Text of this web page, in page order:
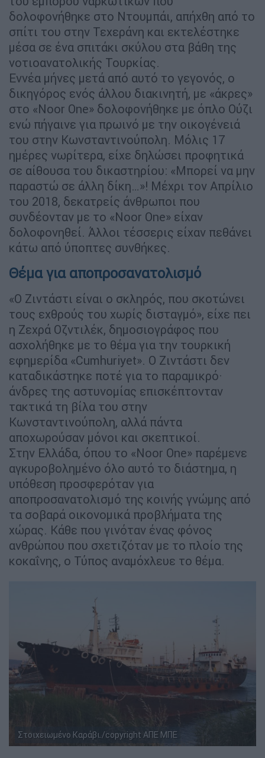
δολοφονήθηκε στο Ντουμπάι, απήχθη από το
σπίτι του στην Τεχεράνη και εκτελέστηκε
μέσα σε ένα σπιτάκι σκύλου στα βάθη της
νοτιοανατολικής Τουρκίας.
Εννέα μήνες μετά από αυτό το γεγονός, ο
δικηγόρος ενός άλλου διακινητή, με «άκρες»
στο «Noor One» δολοφονήθηκε με όπλο Ούζι
ενώ πήγαινε για πρωινό με την οικογένειά
του στην Κωνσταντινούπολη. Μόλις 17
ημέρες νωρίτερα, είχε δηλώσει προφητικά
σε αίθουσα του δικαστηρίου: «Μπορεί να μην
παραστώ σε άλλη δίκη…»! Μέχρι τον Απρίλιο
του 2018, δεκατρείς άνθρωποι που
συνδέονταν με το «Noor One» είχαν
δολοφονηθεί. Άλλοι τέσσερις είχαν πεθάνει
κάτω από ύποπτες συνθήκες.
Θέμα για αποπροσανατολισμό
«Ο Ζιντάστι είναι ο σκληρός, που σκοτώνει
τους εχθρούς του χωρίς δισταγμό», είχε πει
η Ζεχρά Οζντιλέκ, δημοσιογράφος που
ασχολήθηκε με το θέμα για την τουρκική
εφημερίδα «Cumhuriyet». Ο Ζιντάστι δεν
καταδικάστηκε ποτέ για το παραμικρό·
άνδρες της αστυνομίας επισκέπτονταν
τακτικά τη βίλα του στην
Κωνσταντινούπολη, αλλά πάντα
αποχωρούσαν μόνοι και σκεπτικοί.
Στην Ελλάδα, όπου το «Noor One» παρέμενε
αγκυροβολημένο όλο αυτό το διάστημα, η
υπόθεση προσφερόταν για
αποπροσανατολισμό της κοινής γνώμης από
τα σοβαρά οικονομικά προβλήματα της
χώρας. Κάθε που γινόταν ένας φόνος
ανθρώπου που σχετιζόταν με το πλοίο της
κοκαΐνης, ο Τύπος αναμόχλευε το θέμα.
Στοιχειωμένο Καράβι./copyright ΑΠΕ ΜΠΕ